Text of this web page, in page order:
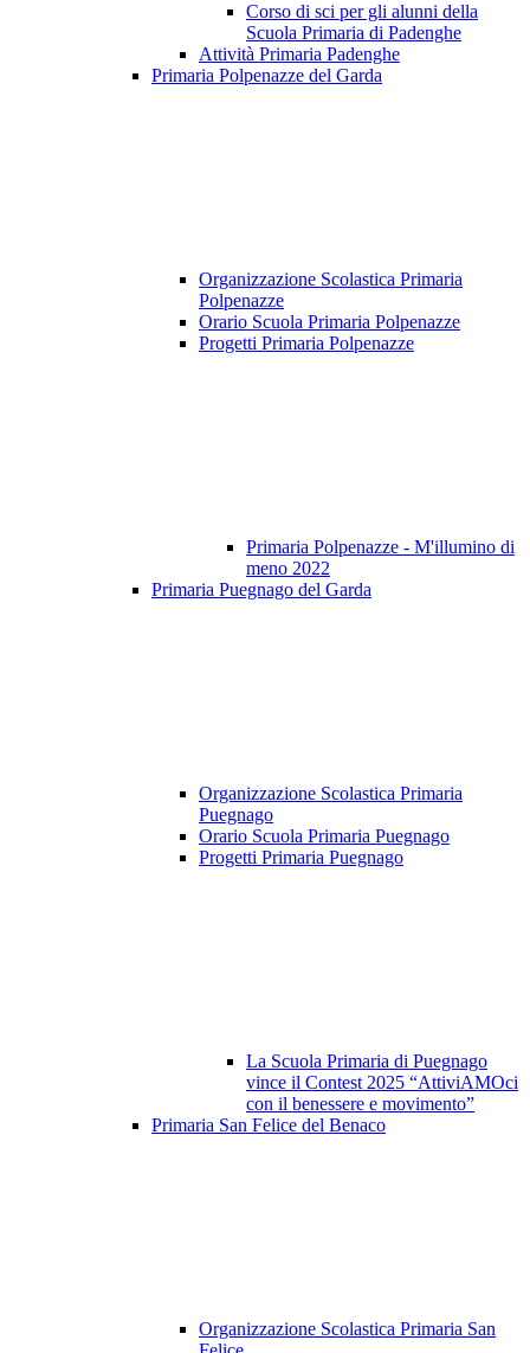
Corso di sci per gli alunni della
Scuola Primaria di Padenghe
Attività Primaria Padenghe
Primaria Polpenazze del Garda
Organizzazione Scolastica Primaria
Polpenazze
Orario Scuola Primaria Polpenazze
Progetti Primaria Polpenazze
Primaria Polpenazze - M'illumino di
meno 2022
Primaria Puegnago del Garda
Organizzazione Scolastica Primaria
Puegnago
Orario Scuola Primaria Puegnago
Progetti Primaria Puegnago
La Scuola Primaria di Puegnago
vince il Contest 2025 “AttiviAMOci
con il benessere e movimento”
Primaria San Felice del Benaco
Organizzazione Scolastica Primaria San